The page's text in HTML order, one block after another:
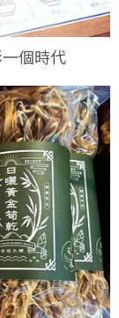
個時代